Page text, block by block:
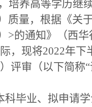
培养高等学历继
质量，根据《关
>的通知》（西
，现将2022年
评审（以下简称
科毕业、拟申请